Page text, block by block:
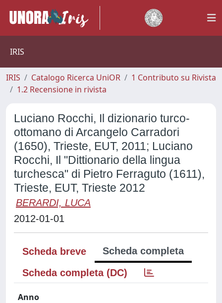
IRIS
IRIS Catalogo Ricerca UniOR
1 Contributo su Rivista
1.2 Recensione in rivista
Luciano Rocchi, Il dizionario turco-
ottomano di Arcangelo Carradori
(1650), Trieste, EUT, 2011; Luciano
Rocchi, Il "Dittionario della lingua
turchesca" di Pietro Ferraguto (1611),
Trieste, EUT, Trieste 2012
BERARDI, LUCA
2012-01-01
Scheda breve
Scheda completa
Scheda completa (DC)
Anno